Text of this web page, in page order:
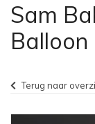
Sam
Balloon
Terug naar